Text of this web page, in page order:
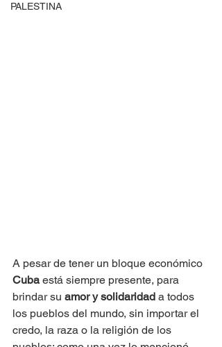
PALESTINA
A pesar de tener un bloque económico
Cuba está siempre presente, para
brindar su amor y solidaridad a todos
los pueblos del mundo, sin importar el
credo, la raza o la religión de los